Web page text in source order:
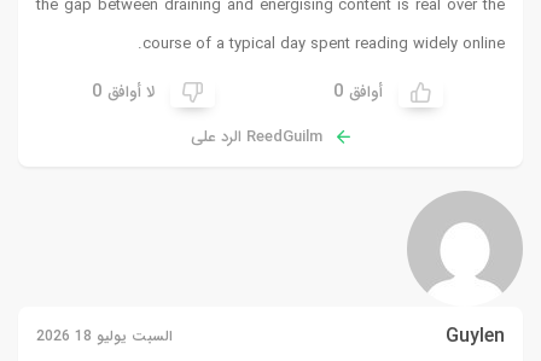
the gap between draining and energising content is real over the
course of a typical day spent reading widely online.
أوافق 0 لا أوافق 0
ReedGuilm الرد على
Guylen السبت يوليو 18 2026